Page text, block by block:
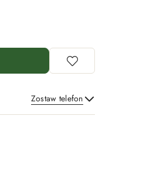
Zostaw telefon
Wyślij